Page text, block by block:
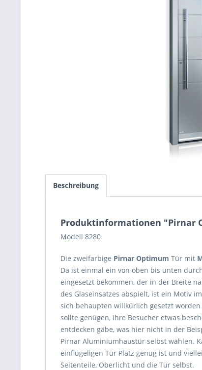
Beschreibung
Produktinformationen "Pirnar
Modell 8280
Die zweifarbige Pirnar Optimum Tür mit
Da ist einmal ein von oben bis unten
eingesetzt bekommen, der in der Breite
des Glaseinsatzes abspielt, ist ein Motiv
sich behaupten willkürlich gesetzt
sollte genügen, Ihre Besucher etwas
entdecken gäbe, was hier nicht in der
Pirnar Aluminiumhaustür selbst wählen.
einflügeligen Tür Platz genug ist und
Seitenteile, Oberlicht und die Tür selbst.